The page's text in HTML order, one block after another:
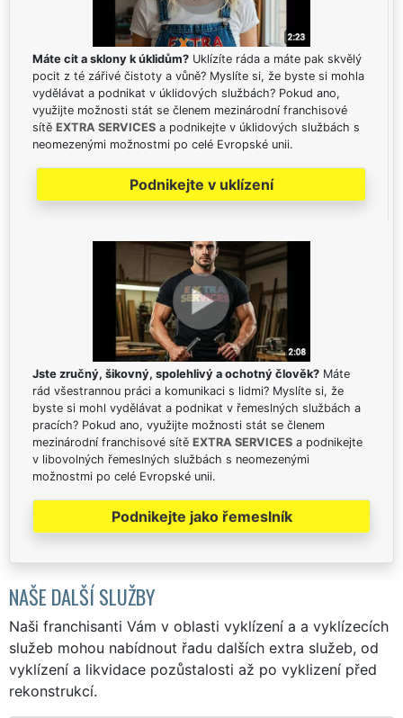
Máte cit a sklony k úklidům? Uklízíte ráda a máte pak skvělý
pocit z té zářivé čistoty a vůně? Myslíte si, že byste si mohla
vydělávat a podnikat v úklidových službách? Pokud ano,
využijte možnosti stát se členem mezinárodní franchisové
sítě EXTRA SERVICES a podnikejte v úklidových službách s
neomezenými možnostmi po celé Evropské unii.
Podnikejte v uklízení
Jste zručný, šikovný, spolehlivý a ochotný člověk? Máte
rád všestrannou práci a komunikaci s lidmi? Myslíte si, že
byste si mohl vydělávat a podnikat v řemeslných službách a
pracích? Pokud ano, využijte možnosti stát se členem
mezinárodní franchisové sítě EXTRA SERVICES a podnikejte
v libovolných řemeslných službách s neomezenými
možnostmi po celé Evropské unii.
Podnikejte jako řemeslník
NAŠE DALŠÍ SLUŽBY
Naši franchisanti Vám v oblasti vyklízení a a vyklízecích
služeb mohou nabídnout řadu dalších extra služeb, od
vyklízení a likvidace pozůstalosti až po vyklizení před
rekonstrukcí.